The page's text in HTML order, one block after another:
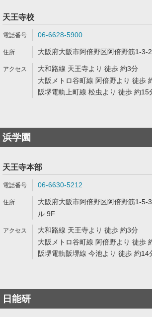
天王寺校
06-6628-5900
大阪府大阪市阿倍野区阿倍野筋1-3-
大和路線 天王寺より 徒歩 約3分
大阪メトロ谷町線 阿倍野より 徒歩
阪堺電軌上町線 松虫より 徒歩 約15
浜学園
天王寺本部
06-6630-5212
大阪府大阪市阿倍野区阿倍野筋1-5-
ル 9F
大和路線 天王寺より 徒歩 約3分
大阪メトロ谷町線 阿倍野より 徒歩
阪堺電軌阪堺線 今池より 徒歩 約14
日能研